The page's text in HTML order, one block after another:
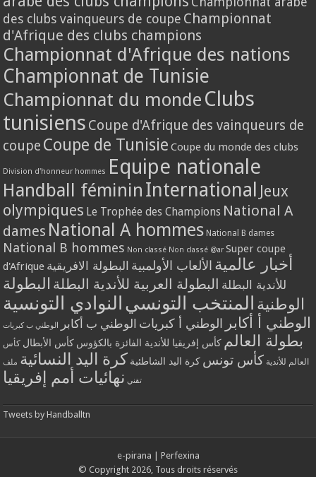
des clubs vainqueurs de coupe Championnat
d'Afrique des clubs champions
Championnat d'Afrique des nations
Championnat de Tunisie
Championnat du monde Clubs
tunisiens Coupe d'Afrique des vainqueurs de
coupe Coupe de Tunisie Coupe du monde des clubs
Division d'honneur hommes Equipe nationale
Handball féminin International Jeux
olympiques Le Trophée des Champions National A
dames National A hommes National B dames
National B hommes Non classé Non classé @ar Super coupe
d'Afrique
أخبار عالمية الألعاب الأولمبية البطولة الافريقية
للأندية البطلة البطولة العربية للأندية البطلة البطولة
الوطنية المنتخب التونسي النوادي التونسية
الوطني أ أكابر الوطني أ كبريات الوطني ب أكابر الوطني ب كبريات
بطولة العالم كأس إفريقيا للأندية الفائزة بالكؤوس كأس الأبطال كأس
العالم للأندية كأس تونس كرة اليد الشاطئية كرة اليد النسائية ملف
تقني نهائيات أمم إفريقيا
Tweets by Handballtn
e-pirana
Perfexina
© Copyright 2026, Tous droits réservés